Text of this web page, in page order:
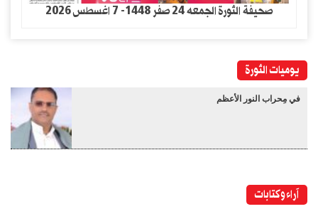
صحيفة الثورة الجمعه 24 صفر 1448- 7 اغسطس 2026
يوميات الثورة
في مِحراب النور الأعظم
آراء وكتابات